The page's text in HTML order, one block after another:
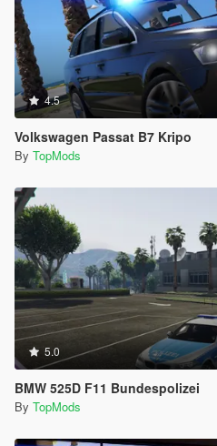
4.5
Volkswagen Passat B7 Kripo
By TopMods
5.0
BMW 525D F11 Bundespolizei
By TopMods